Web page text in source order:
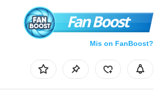
Fan Boost
Mis on FanBoost?